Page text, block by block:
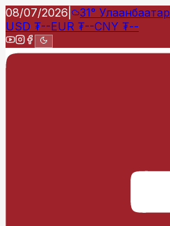
08/07/2026 31° Улаанбаатар
USD ₮--EUR ₮--CNY ₮--